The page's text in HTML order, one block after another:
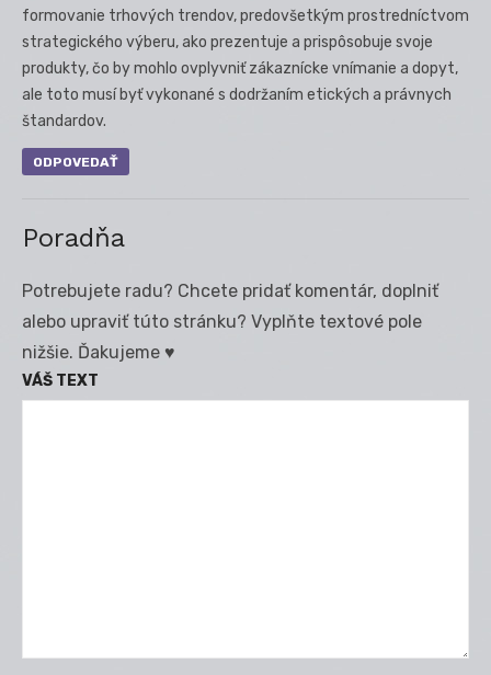
formovanie trhových trendov, predovšetkým prostredníctvom
strategického výberu, ako prezentuje a prispôsobuje svoje
produkty, čo by mohlo ovplyvniť zákaznícke vnímanie a dopyt,
ale toto musí byť vykonané s dodržaním etických a právnych
štandardov.
ODPOVEDAŤ
Poradňa
Potrebujete radu? Chcete pridať komentár, doplniť
alebo upraviť túto stránku? Vyplňte textové pole
nižšie. Ďakujeme ♥
VÁŠ TEXT